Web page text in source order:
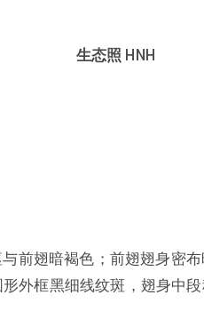
生态照 HNH
前翅暗褐色；前翅翅身密
外框黑细线纹斑，翅身中